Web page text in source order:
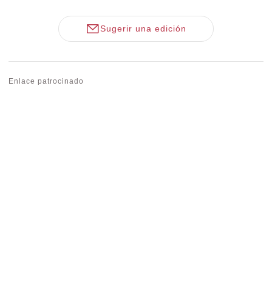
Sugerir una edición
Enlace patrocinado